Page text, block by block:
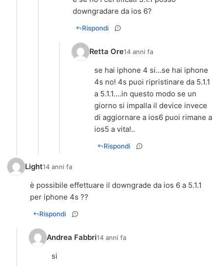
downgradare da ios 6?
Rispondi
Retta Ore14 anni fa
se hai iphone 4 si...se hai iphone
4s no! 4s puoi ripristinare da 5.1.1
a 5.1.1....in questo modo se un
giorno si impalla il device invece
di aggiornare a ios6 puoi rimane a
ios5 a vita!..
Rispondi
Light14 anni fa
è possibile effettuare il downgrade da ios 6 a 5.1.1
per iphone 4s ??
Rispondi
Andrea Fabbri14 anni fa
si